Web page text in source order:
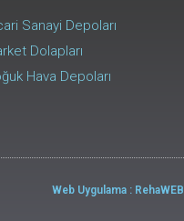
Sanayi Depoları
Dolapları
Hava Depoları
Web Uygulama : RehaWEB